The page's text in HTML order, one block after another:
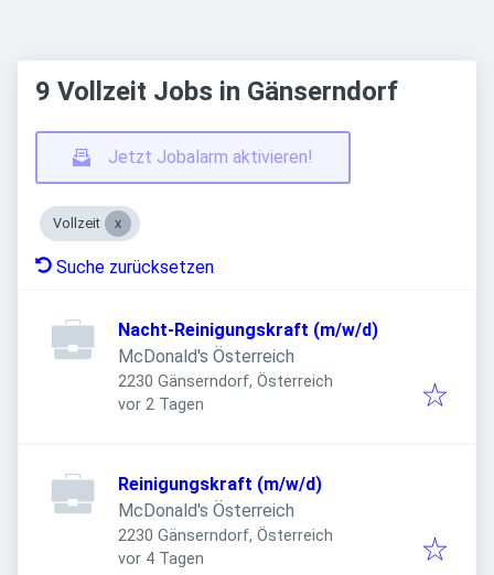
9 Vollzeit Jobs in Gänserndorf
Jetzt Jobalarm aktivieren!
Vollzeit
Suche zurücksetzen
Nacht-Reinigungskraft (m/w/d)
McDonald's Österreich
2230 Gänserndorf, Österreich
Veröffentlicht
vor 2 Tagen
Reinigungskraft (m/w/d)
McDonald's Österreich
2230 Gänserndorf, Österreich
Veröffentlicht
vor 4 Tagen